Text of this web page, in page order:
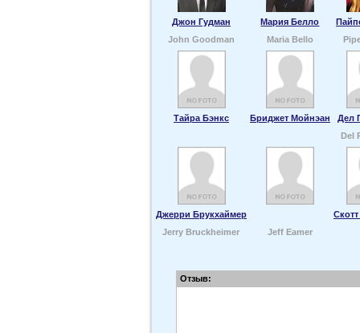
Джон Гудман Мария Белло
John Goodman
Maria Bello
Тайра Бэнкс Бриджет Мойнэан
Дел
Del
Джерри Брукхаймер
Jerry Bruckheimer
Jeff Eamer
Отзыв: